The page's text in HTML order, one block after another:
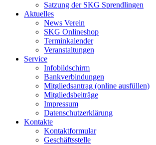
Satzung der SKG Sprendlingen
Aktuelles
News Verein
SKG Onlineshop
Terminkalender
Veranstaltungen
Service
Infobildschirm
Bankverbindungen
Mitgliedsantrag (online ausfüllen)
Mitgliedsbeiträge
Impressum
Datenschutzerklärung
Kontakte
Kontaktformular
Geschäftsstelle